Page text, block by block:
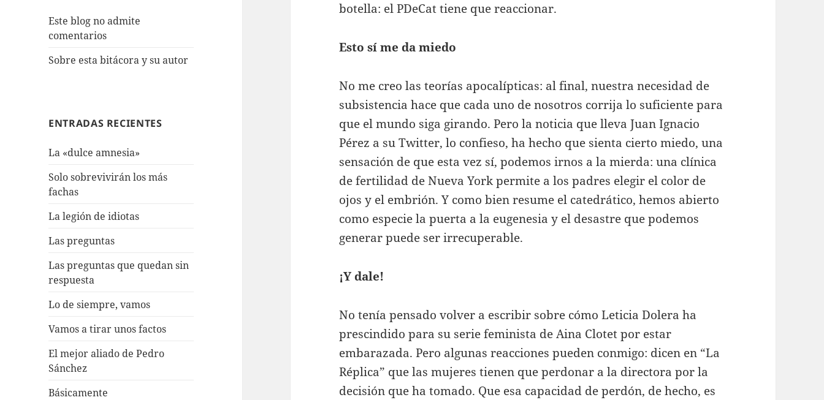
Este blog no admite
comentarios
Sobre esta bitácora y su autor
ENTRADAS RECIENTES
La «dulce amnesia»
Solo sobrevivirán los más
fachas
La legión de idiotas
Las preguntas
Las preguntas que quedan sin
respuesta
Lo de siempre, vamos
Vamos a tirar unos factos
El mejor aliado de Pedro
Sánchez
Básicamente
botella: el PDeCat tiene que reaccionar.
Esto sí me da miedo
No me creo las teorías apocalípticas: al final, nuestra necesidad de
subsistencia hace que cada uno de nosotros corrija lo suficiente para
que el mundo siga girando. Pero la noticia que lleva Juan Ignacio
Pérez a su Twitter, lo confieso, ha hecho que sienta cierto miedo, una
sensación de que esta vez sí, podemos irnos a la mierda: una clínica
de fertilidad de Nueva York permite a los padres elegir el color de
ojos y el embrión. Y como bien resume el catedrático, hemos abierto
como especie la puerta a la eugenesia y el desastre que podemos
generar puede ser irrecuperable.
¡Y dale!
No tenía pensado volver a escribir sobre cómo Leticia Dolera ha
prescindido para su serie feminista de Aina Clotet por estar
embarazada. Pero algunas reacciones pueden conmigo: dicen en “La
Réplica” que las mujeres tienen que perdonar a la directora por la
decisión que ha tomado. Que esa capacidad de perdón, de hecho, es